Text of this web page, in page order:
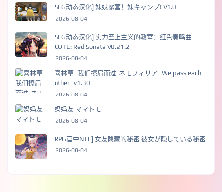
SLG动态汉化] 妹妹露营！妹キャンプ! V1.0
2026-08-04
SLG动态汉化] 实力至上主义的教室：红色奏鸣曲
COTE: Red Sonata V0.21.2
2026-08-04
喜林草 -我们擦肩而过-ネモフィリア -We pass each
other- v1.30
2026-08-04
妈妈友 ママトモ
2026-08-04
RPG官中NTL] 女友隐藏的秘密 彼女が隠している秘密
2026-08-04